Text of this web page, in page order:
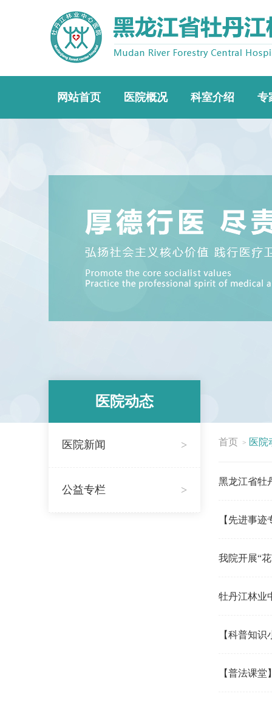
网站首页 医院概况 科室介绍 专
医院动态
医院新闻 >
公益专栏 >
首页 > 医院
黑龙江省牡
【先进事
我院开展“
牡丹江林业
【科普知
【普法课